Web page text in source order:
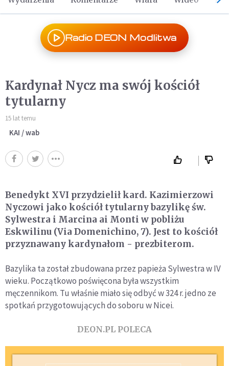
Radio DEON Modlitwa
Kardynał Nycz ma swój kościół
tytularny
15 lat temu
KAI / wab
Benedykt XVI przydzielił kard. Kazimierzowi
Nyczowi jako kościół tytularny bazylikę św.
Sylwestra i Marcina ai Monti w pobliżu
Eskwilinu (Via Domenichino, 7). Jest to kościół
przyznawany kardynałom - prezbiterom.
Bazylika ta został zbudowana przez papieża Sylwestra w IV
wieku. Początkowo poświęcona była wszystkim
męczennikom. Tu właśnie miało się odbyć w 324 r. jedno ze
spotkań przygotowujących do soboru w Nicei.
DEON.PL POLECA